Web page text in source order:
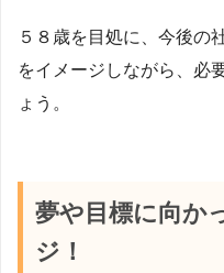
５８歳を目処に、今後の
をイメージしながら、必
ょう。
夢や目標に向か
ジ！